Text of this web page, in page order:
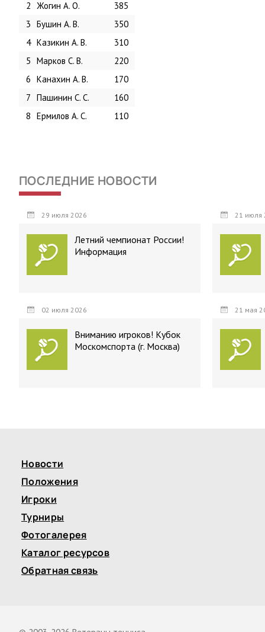
2 Жогин А. О.
385
3 Бушин А. В.
350
4 Казикин А. В.
310
5 Марков С. В.
220
6 Канахин А. В.
170
7 Пашинин С. С.
160
8 Ермилов А. С. 110
ПОСЛЕДНИЕ НОВОСТИ
29 июля 2026
Летний чемпионат России!
Информация
21 июля
02 июля 2026
Вниманию игроков! Кубок
Москомспорта (г. Москва)
21 мая
Новости
Положения
Игроки
Турниры
Фотогалерея
Каталог ресурсов
Обратная связь